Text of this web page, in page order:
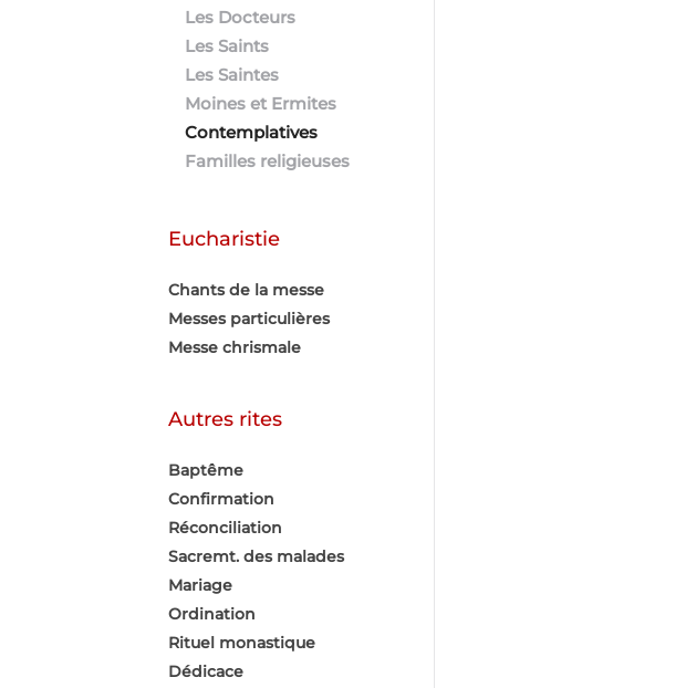
Les Docteurs
Les Saints
Les Saintes
Moines et Ermites
Contemplatives
Familles religieuses
Eucharistie
Chants de la messe
Messes particulières
Messe chrismale
Autres rites
Baptême
Confirmation
Réconciliation
Sacremt. des malades
Mariage
Ordination
Rituel monastique
Dédicace